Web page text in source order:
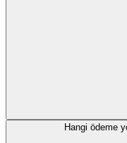
Hangi ödeme